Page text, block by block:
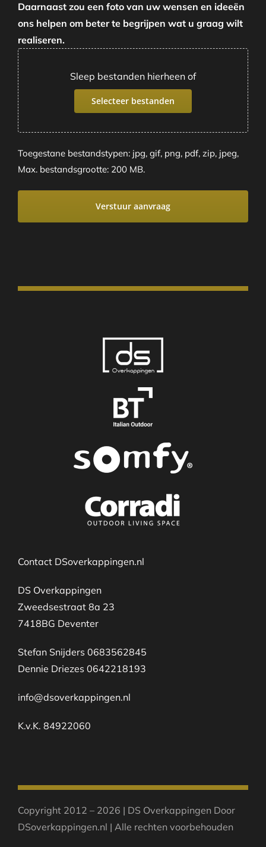
Daarnaast zou een foto van uw wensen en ideeën
ons helpen om beter te begrijpen wat u graag wilt
realiseren.
Sleep bestanden hierheen of
Selecteer bestanden
Toegestane bestandstypen: jpg, gif, png, pdf, zip, jpeg,
Max. bestandsgrootte: 200 MB.
Contact DSoverkappingen.nl
DS Overkappingen
Zweedsestraat 8a 23
7418BG Deventer
Stefan Snijders 0683562845
Dennie Driezes 0642218193
info@dsoverkappingen.nl
K.v.K. 84922060
Copyright 2012 – 2026 | DS Overkappingen Door
DSoverkappingen.nl | Alle rechten voorbehouden